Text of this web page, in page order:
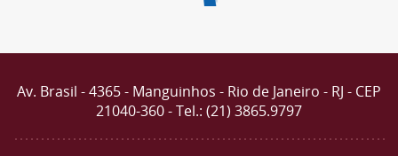
Av. Brasil - 4365 - Manguinhos - Rio de Janeiro - RJ - CEP
21040-360 - Tel.: (21) 3865.9797